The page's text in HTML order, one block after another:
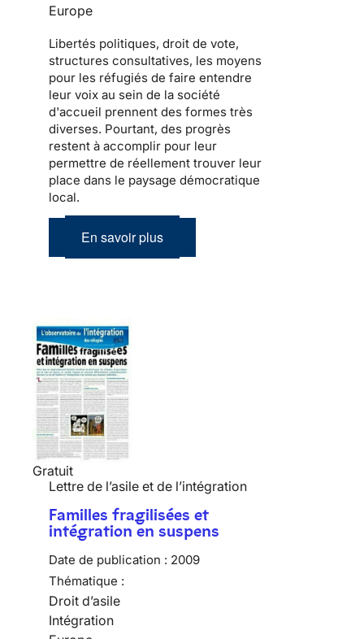
Europe
Libertés politiques, droit de vote,
structures consultatives, les moyens
pour les réfugiés de faire entendre
leur voix au sein de la société
d'accueil prennent des formes très
diverses. Pourtant, des progrès
restent à accomplir pour leur
permettre de réellement trouver leur
place dans le paysage démocratique
local.
En savoir plus
Gratuit
Lettre de l’asile et de l’intégration
Familles fragilisées et
intégration en suspens
Date de publication : 2009
Thématique :
Droit d’asile
Intégration